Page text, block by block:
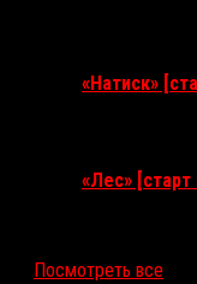
«Натиск»
«Лес» [старт
Посмотреть все